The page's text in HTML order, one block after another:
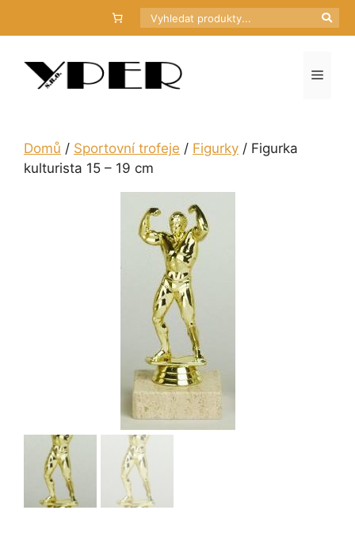
Hledat
Menu
Domů / Sportovní trofeje / Figurky / Figurka
kulturista 15 – 19 cm